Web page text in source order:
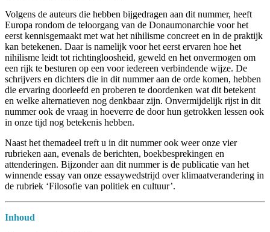
Volgens de auteurs die hebben bijgedragen aan dit nummer, heeft
Europa rondom de teloorgang van de Donaumonarchie voor het
eerst kennisgemaakt met wat het nihilisme concreet en in de praktijk
kan betekenen. Daar is namelijk voor het eerst ervaren hoe het
nihilisme leidt tot richtingloosheid, geweld en het onvermogen om
een rijk te besturen op een voor iedereen verbindende wijze. De
schrijvers en dichters die in dit nummer aan de orde komen, hebben
die ervaring doorleefd en proberen te doordenken wat dit betekent
en welke alternatieven nog denkbaar zijn. Onvermijdelijk rijst in dit
nummer ook de vraag in hoeverre de door hun getrokken lessen ook
in onze tijd nog betekenis hebben.
Naast het themadeel treft u in dit nummer ook weer onze vier
rubrieken aan, evenals de berichten, boekbesprekingen en
attenderingen. Bijzonder aan dit nummer is de publicatie van het
winnende essay van onze essaywedstrijd over klimaatverandering in
de rubriek ‘Filosofie van politiek en cultuur’.
Inhoud